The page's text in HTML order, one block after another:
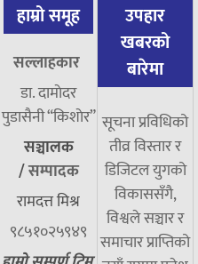
हाम्रो समूह
सल्लाहकार
डा. दामाेदर
पुडासैनी “किशाेर”
सञ्चालक
/सम्पादक
रामदत्त मिश्र
९८५१०२५९४९
उपहार
खबरको
बारेमा
सूचना प्रविधिको
तीव्र विस्तार र
डिजिटल युगको
विकाससँगै,
विश्वले सञ्चार र
समाचार प्राप्तिको